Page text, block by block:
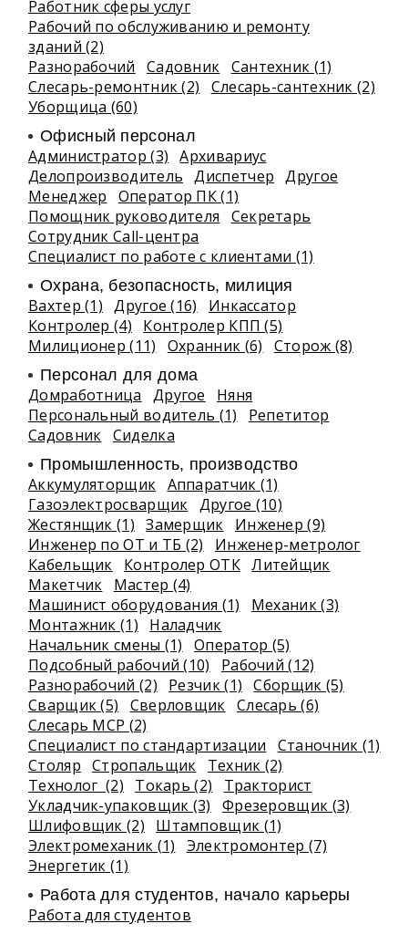
Работник сферы услуг
Рабочий по обслуживанию и ремонту
зданий (2)
Разнорабочий
Садовник Сантехник (1)
Слесарь-ремонтник (2)
Слесарь-сантехник (2)
Уборщица (60)
Офисный персонал
Администратор (3)
Архивариус
Делопроизводитель
Диспетчер
Другое
Менеджер
Оператор ПК (1)
Помощник руководителя
Секретарь
Сотрудник Call-центра
Специалист по работе с клиентами (1)
Охрана, безопасность, милиция
Вахтер (1) Другое (16)
Инкассатор
Контролер (4)
Контролер КПП (5)
Милиционер (11)
Охранник (6) Сторож (8)
Персонал для дома
Домработница Другое
Няня
Персональный водитель (1)
Репетитор
Садовник Сиделка
Промышленность, производство
Аккумуляторщик Аппаратчик (1)
Газоэлектросварщик Другое (10)
Жестянщик (1)
Замерщик
Инженер (9)
Инженер по ОТ и ТБ (2)
Инженер-метролог
Кабельщик
Контролер ОТК Литейщик
Макетчик
Мастер (4)
Машинист оборудования (1)
Механик (3)
Монтажник (1)
Наладчик
Начальник смены (1)
Оператор (5)
Подсобный рабочий (10)
Рабочий (12)
Разнорабочий (2)
Резчик (1)
Сборщик (5)
Сварщик (5)
Сверловщик Слесарь (6)
Слесарь МСР (2)
Специалист по стандартизации
Станочник (1)
Столяр Стропальщик
Техник (2)
Технолог (2)
Токарь (2)
Тракторист
Укладчик-упаковщик (3)
Фрезеровщик (3)
Шлифовщик (2)
Штамповщик (1)
Электромеханик (1)
Электромонтер (7)
Энергетик (1)
Работа для студентов, начало карьеры
Работа для студентов